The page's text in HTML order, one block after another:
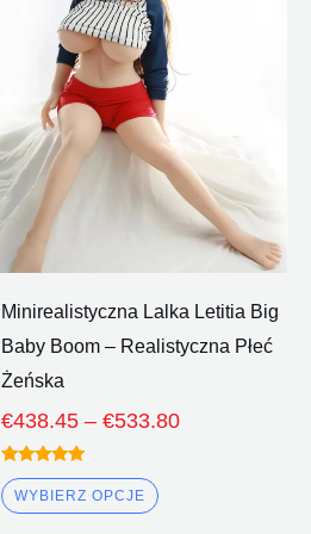
Minirealistyczna Lalka Letitia Big
Baby Boom – Realistyczna Płeć
Żeńska
€438.45 – €533.80
Oceniono
5.00
z 5
WYBIERZ OPCJE
wiele
wariantów.
Opcje
można
wybrać
na
stronie
produktu